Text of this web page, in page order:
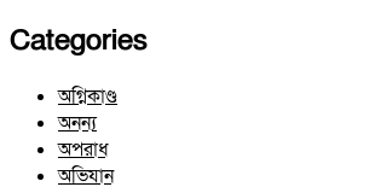
Categories
অগ্নিকাণ্ড
অনন্য
অপরাধ
অভিযান